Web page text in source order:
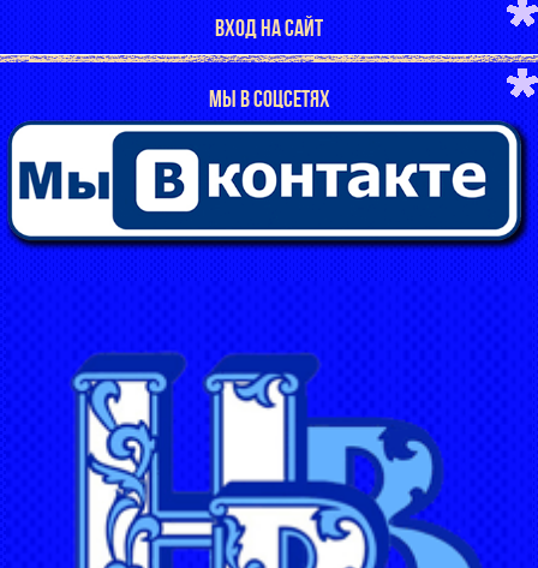
ВХОД НА САЙТ
МЫ В СОЦСЕТЯХ